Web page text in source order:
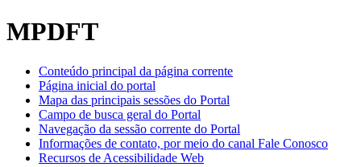
MPDFT
Conteúdo principal da página corrente
Página inicial do portal
Mapa das principais sessões do Portal
Campo de busca geral do Portal
Navegação da sessão corrente do Portal
Informações de contato, por meio do canal Fale Conosco
Recursos de Acessibilidade Web